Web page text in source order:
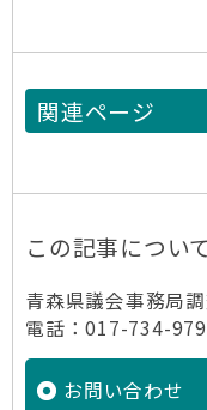
関連ページ
この記事につい
青森県議会事務局
電話：017-734-
お問い合わせ